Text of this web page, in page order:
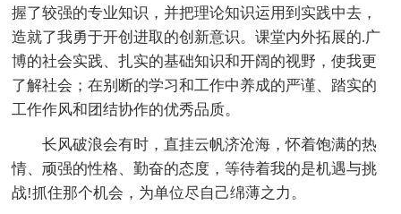
握了较强的专业知识，并把理论知识运用到实践中去，
造就了我勇于开创进取的创新意识。课堂内外拓展的.广
博的社会实践、扎实的基础知识和开阔的视野，使我更
了解社会；在别断的学习和工作中养成的严谨、踏实的
工作作风和团结协作的优秀品质。
长风破浪会有时，直挂云帆济沧海，怀着饱满的热
情、顽强的性格、勤奋的态度，等待着我的是机遇与挑
战!抓住那个机会，为单位尽自己绵薄之力。